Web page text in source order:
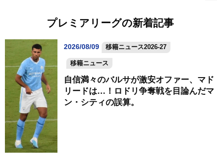
プレミアリーグの新着記事
2026/08/09 移籍ニュース2026-27
移籍ニュース
自信満々のバルサが激安オファー、マド
リードは…！ロドリ争奪戦を目論んだマ
ン・シティの誤算。